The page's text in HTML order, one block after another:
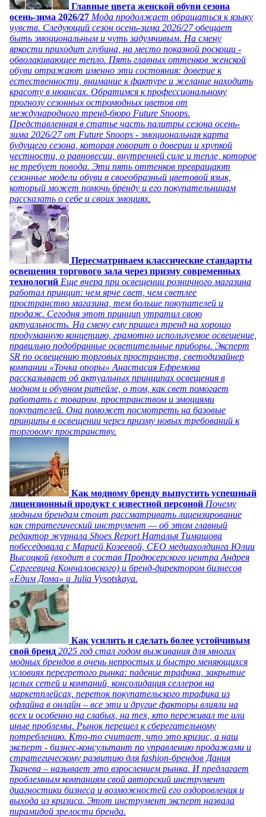
Главные цвета женской обуви сезона
осень-зима 2026/27 Мода продолжает обращаться к языку
чувств. Следующий сезон осень-зима 2026/27 обещает
быть эмоциональным и чуть задумчивым. На смену
яркости приходит глубина, на место показной роскоши -
обволакивающее тепло. Пять главных оттенков женской
обуви отражают именно эти состояния: доверие к
естественности, внимание к фактуре и желание находить
красоту в нюансах. Обратимся к профессиональному
прогнозу сезонных остромодных цветов от
международного тренд-бюро Future Snoops.
Представленная в статье часть палитры сезона осень-
зима 2026/27 от Future Snoops - эмоциональная карта
будущего сезона, которая говорит о доверии и хрупкой
честности, о равновесии, внутренней силе и тепле, которое
не требует повода. Эти пять оттенков превращают
сезонные модели обуви в своеобразный цветовой язык,
который может помочь бренду и его покупательницам
рассказать о себе и своих эмоциях.
Пересматриваем классические стандарты
освещения торгового зала через призму современных
технологий Еще вчера при освещении розничного магазина
работал принцип: чем ярче свет, чем светлее
пространство магазина, тем больше покупателей и
продаж. Сегодня этот принцип утратил свою
актуальность. На смену ему пришел тренд на хорошо
продуманную концепцию, грамотно используемое освещение,
правильно подобранные осветительные приборы. Эксперт
SR по освещению торговых пространств, светодизайнер
компании «Точка опоры» Анастасия Ефремова
рассказывает об актуальных принципах освещения в
модном и обувном ритейле, о том, как свет помогает
работать с товаром, пространством и эмоциями
покупателей. Она поможет посмотреть на базовые
принципы в освещении через призму новых требований к
торговому пространству.
Как модному бренду выпустить успешный
лицензионный продукт с известной персоной Почему
модным брендам стоит рассматривать лицензирование
как стратегический инструмент — об этом главный
редактор журнала Shoes Report Наталья Тимашова
побеседовала с Марией Козеевой, СЕО медиахолдинга Юлии
Высоцкой (входит в состав Продюсерского центра Андрея
Сергеевича Кончаловского) и бренд-директором бизнесов
«Едим Дома» и Julia Vysotskaya.
Как усилить и сделать более устойчивым
свой бренд 2025 год стал годом выживания для многих
модных брендов в очень непростых и быстро меняющихся
условиях перегретого рынка: падение трафика, закрытие
целых сетей и компаний, консолидация селлеров на
маркетплейсах, переток покупательского трафика из
офлайна в онлайн – все эти и другие факторы влияли на
всех и особенно на слабых, на тех, кто переживал те или
иные проблемы. Рынок перешел к сберегательному
потреблению. Кто-то считает, что это кризис, а наш
эксперт - бизнес-консультант по управлению продажами и
стратегическому развитию для fashion-брендов Дания
Ткачева – называет это взрослением рынка. И предлагает
проблемным компаниям свой авторский инструмент
диагностики бизнеса и возможностей его оздоровления и
выхода из кризиса. Этот инструмент эксперт назвала
пирамидой зрелости бренда.